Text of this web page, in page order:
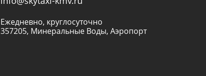
Ежедневно, круглосуточно
357205, Минеральные Воды, Аэропорт